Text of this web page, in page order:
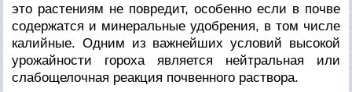
это растениям не повредит, особенно если в почве
содержатся и минеральные удобрения, в том числе
калийные. Одним из важнейших условий высокой
урожайности гороха является нейтральная или
слабощелочная реакция почвенного раствора.